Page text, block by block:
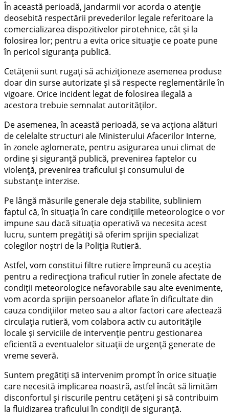
În această perioadă, jandarmii vor acorda o atenție
deosebită respectării prevederilor legale referitoare la
comercializarea dispozitivelor pirotehnice, cât și la
folosirea lor; pentru a evita orice situație ce poate pune
în pericol siguranța publică.
Cetățenii sunt rugați să achiziționeze asemenea produse
doar din surse autorizate și să respecte reglementările în
vigoare. Orice incident legat de folosirea ilegală a
acestora trebuie semnalat autorităților.
De asemenea, în această perioadă, se va acționa alături
de celelalte structuri ale Ministerului Afacerilor Interne,
în zonele aglomerate, pentru asigurarea unui climat de
ordine și siguranță publică, prevenirea faptelor cu
violență, prevenirea traficului și consumului de
substanțe interzise.
Pe lângă măsurile generale deja stabilite, subliniem
faptul că, în situația în care condițiile meteorologice o vor
impune sau dacă situația operativă va necesita acest
lucru, suntem pregătiți să oferim sprijin specializat
colegilor noștri de la Poliția Rutieră.
Astfel, vom constitui filtre rutiere împreună cu aceștia
pentru a redirecționa traficul rutier în zonele afectate de
condiții meteorologice nefavorabile sau alte evenimente,
vom acorda sprijin persoanelor aflate în dificultate din
cauza condițiilor meteo sau a altor factori care afectează
circulația rutieră, vom colabora activ cu autoritățile
locale și serviciile de intervenție pentru gestionarea
eficientă a eventualelor situații de urgență generate de
vreme severă.
Suntem pregătiți să intervenim prompt în orice situație
care necesită implicarea noastră, astfel încât să limităm
disconfortul și riscurile pentru cetățeni și să contribuim
la fluidizarea traficului în condiții de siguranță.